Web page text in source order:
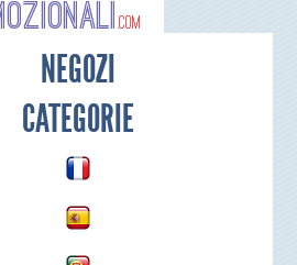
NEGOZI
CATEGORIE